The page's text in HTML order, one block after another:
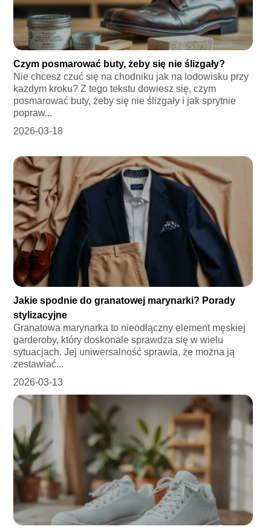
Czym posmarować buty, żeby się nie ślizgały?
Nie chcesz czuć się na chodniku jak na lodowisku przy
każdym kroku? Z tego tekstu dowiesz się, czym
posmarować buty, żeby się nie ślizgały i jak sprytnie
popraw...
2026-03-18
Jakie spodnie do granatowej marynarki? Porady
stylizacyjne
Granatowa marynarka to nieodłączny element męskiej
garderoby, który doskonale sprawdza się w wielu
sytuacjach. Jej uniwersalność sprawia, że można ją
zestawiać...
2026-03-13